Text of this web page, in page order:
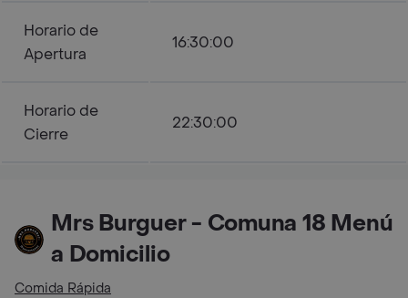
Horario de
Apertura
16:30:00
Horario de
Cierre
22:30:00
Mrs Burguer - Comuna 18 Menú
a Domicilio
Comida Rápida